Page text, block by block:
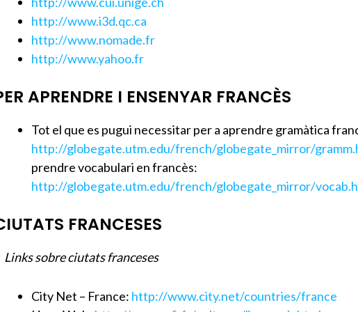
http://www.i3d.qc.ca
http://www.nomade.fr
http://www.yahoo.fr
APRENDRE I ENSENYAR FRANCÈS
Tot el que es pugui necessitar per a aprendre gramàtica
http://globegate.utm.edu/french/globegate_mirror/
prendre vocabulari en francès:
http://globegate.utm.edu/french/globegate_mirror/
FRANCESES
sobre ciutats franceses
City Net – France: http://www.city.net/countries/france